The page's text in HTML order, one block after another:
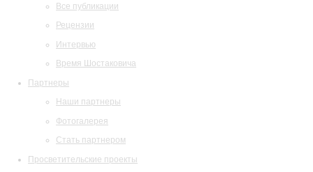
Все публикации
Рецензии
Интервью
Время Шостаковича
Партнеры
Наши партнеры
Фотогалерея
Стать партнером
Просветительские проекты